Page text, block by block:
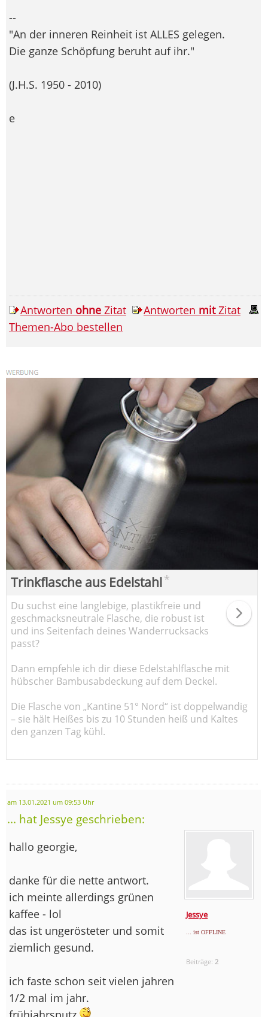
--
"An der inneren Reinheit ist ALLES gelegen.
Die ganze Schöpfung beruht auf ihr."
(J.H.S. 1950 - 2010)
e
Antworten ohne Zitat Antworten mitZitat
Themen-Abo bestellen
Trinkflasche aus Edelstahl*
Du suchst eine langlebige, plastikfreie und
geschmacksneutrale Flasche, die robust ist
und ins Seitenfach deines Wanderrucksacks
passt?
Dann empfehle ich dir diese Edelstahlflasche mit
hübscher Bambusabdeckung auf dem Deckel.
Die Flasche von „Kantine 51° Nord“ ist doppelwandig
– sie hält Heißes bis zu 10 Stunden heiß und Kaltes
den ganzen Tag kühl.
am 13.01.2021 um 09:53 Uhr
... hat Jessye geschrieben:
Jessye
... ist OFFLINE
Beiträge: 2
hallo georgie,
danke für die nette antwort.
ich meinte allerdings grünen
kaffee - lol
das ist ungerösteter und somit
ziemlich gesund.
ich faste schon seit vielen jahren
1/2 mal im jahr.